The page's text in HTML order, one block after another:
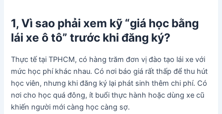
1, Vì sao phải xem kỹ “giá học bằng
lái xe ô tô” trước khi đăng ký?
Thực tế tại TPHCM, có hàng trăm đơn vị đào tạo lái xe với
mức học phí khác nhau. Có nơi báo giá rất thấp để thu hút
học viên, nhưng khi đăng ký lại phát sinh thêm chi phí. Có
nơi cho học quá đông, ít buổi thực hành hoặc dùng xe cũ
khiến người mới càng học càng sợ.